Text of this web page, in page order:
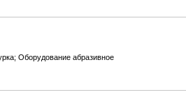
Оборудование абразивное